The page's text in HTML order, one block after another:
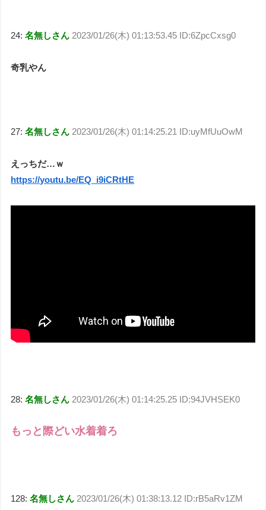
24:名無しさん 2023/01/26(木) 01:13:53.45 ID:6ZpcCxsg0
奇乳やん
27:名無しさん 2023/01/26(木) 01:14:25.21 ID:uyMfUuOwM
えっちだ…ｗ
https://youtu.be/EQ_i9iCRtHE
28:名無しさん 2023/01/26(木) 01:14:25.25 ID:94JVHSEK0
もっと際どい水着着ろ
128:名無しさん 2023/01/26(木) 01:38:13.12 ID:rB5aRv1ZM